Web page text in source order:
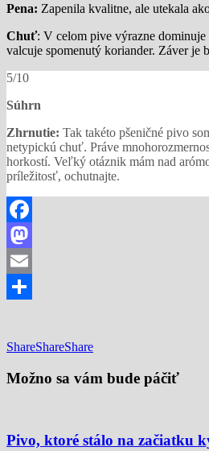
Pena: Zapenila kvalitne, ale utekala
Chuť: V celom pive výrazne
valcuje spomenutý koriander. Záver je
5/10
Súhrn
Zhrnutie: Tak takéto pšeničné pivo
netypickú chuť. Práve
horkostí. Veľký otáznik mám nad
príležitosť, ochutnajte.
Facebook
Mastodon
Email
ShareShareShare
Možno sa vám bude páčiť
Pivo, ktoré stálo na začiatku